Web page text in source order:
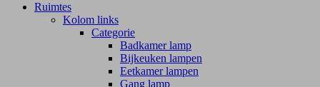
Ruimtes
Kolom links
Categorie
Badkamer lamp
Bijkeuken lampen
Eetkamer lampen
Gang lamp